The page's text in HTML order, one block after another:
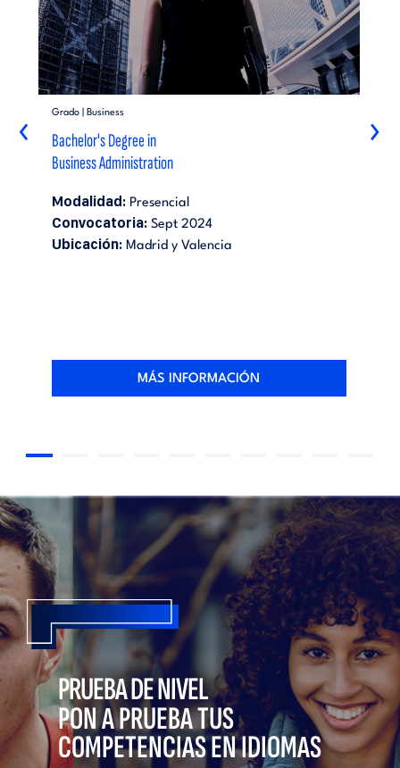
Grado | Business
Bachelor's Degree in
Business Administration
Modalidad:Presencial
Convocatoria:Sept 2024
Ubicación:Madrid y Valencia
MÁS INFORMACIÓN
‹ ›
PRUEBA DE NIVEL
PON A PRUEBA TUS
COMPETENCIAS EN IDIOMAS